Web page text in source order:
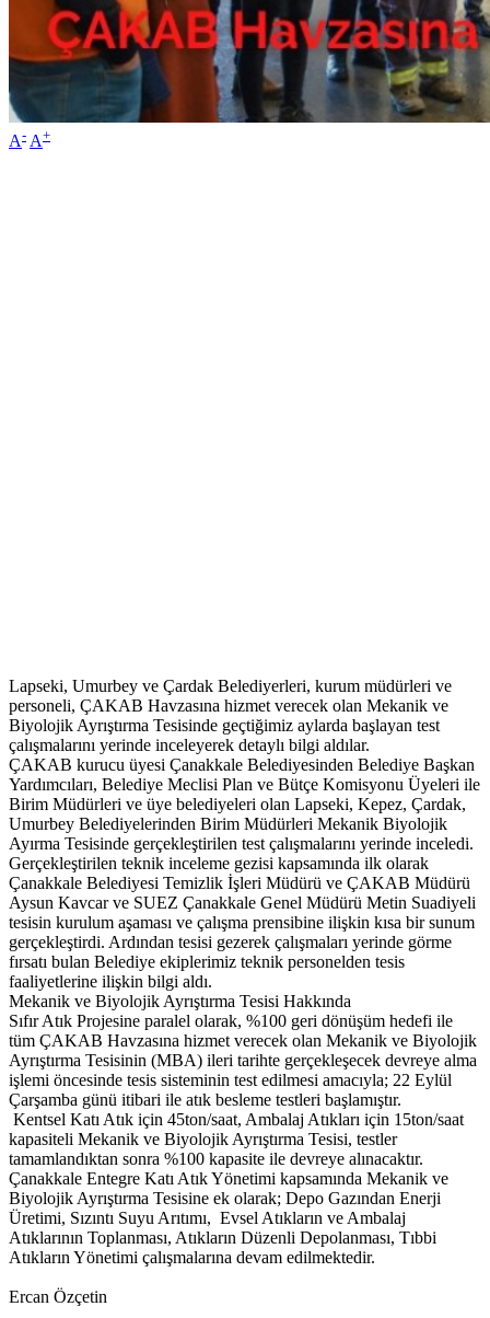
A- A+
Lapseki, Umurbey ve Çardak Belediyerleri, kurum müdürleri ve
personeli, ÇAKAB Havzasına hizmet verecek olan Mekanik ve
Biyolojik Ayrıştırma Tesisinde geçtiğimiz aylarda başlayan test
çalışmalarını yerinde inceleyerek detaylı bilgi aldılar.
ÇAKAB kurucu üyesi Çanakkale Belediyesinden Belediye Başkan
Yardımcıları, Belediye Meclisi Plan ve Bütçe Komisyonu Üyeleri ile
Birim Müdürleri ve üye belediyeleri olan Lapseki, Kepez, Çardak,
Umurbey Belediyelerinden Birim Müdürleri Mekanik Biyolojik
Ayırma Tesisinde gerçekleştirilen test çalışmalarını yerinde inceledi.
Gerçekleştirilen teknik inceleme gezisi kapsamında ilk olarak
Çanakkale Belediyesi Temizlik İşleri Müdürü ve ÇAKAB Müdürü
Aysun Kavcar ve SUEZ Çanakkale Genel Müdürü Metin Suadiyeli
tesisin kurulum aşaması ve çalışma prensibine ilişkin kısa bir sunum
gerçekleştirdi. Ardından tesisi gezerek çalışmaları yerinde görme
fırsatı bulan Belediye ekiplerimiz teknik personelden tesis
faaliyetlerine ilişkin bilgi aldı.
Mekanik ve Biyolojik Ayrıştırma Tesisi Hakkında
Sıfır Atık Projesine paralel olarak, %100 geri dönüşüm hedefi ile
tüm ÇAKAB Havzasına hizmet verecek olan Mekanik ve Biyolojik
Ayrıştırma Tesisinin (MBA) ileri tarihte gerçekleşecek devreye alma
işlemi öncesinde tesis sisteminin test edilmesi amacıyla; 22 Eylül
Çarşamba günü itibari ile atık besleme testleri başlamıştır.
Kentsel Katı Atık için 45ton/saat, Ambalaj Atıkları için 15ton/saat
kapasiteli Mekanik ve Biyolojik Ayrıştırma Tesisi, testler
tamamlandıktan sonra %100 kapasite ile devreye alınacaktır.
Çanakkale Entegre Katı Atık Yönetimi kapsamında Mekanik ve
Biyolojik Ayrıştırma Tesisine ek olarak; Depo Gazından Enerji
Üretimi, Sızıntı Suyu Arıtımı, Evsel Atıkların ve Ambalaj
Atıklarının Toplanması, Atıkların Düzenli Depolanması, Tıbbi
Atıkların Yönetimi çalışmalarına devam edilmektedir.
Ercan Özçetin